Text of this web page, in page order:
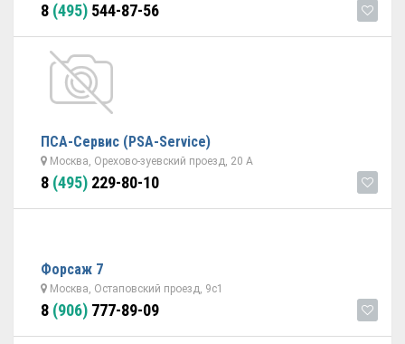
8 (495) 544-87-56
ПСА-Сервис (PSA-Service)
Москва, Орехово-зуевский проезд, 20 А
8 (495) 229-80-10
Форсаж 7
Москва, Остаповский проезд, 9с1
8 (906) 777-89-09